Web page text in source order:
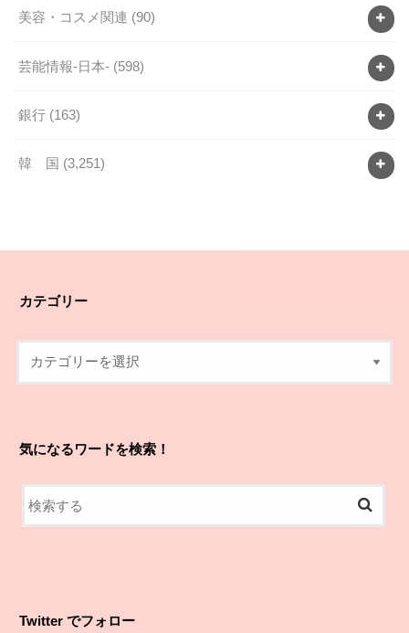
美容・コスメ関連 (90)
芸能情報-日本- (598)
銀行 (163)
韓 国 (3,251)
カテゴリー
気になるワードを検索！
Twitter でフォロー